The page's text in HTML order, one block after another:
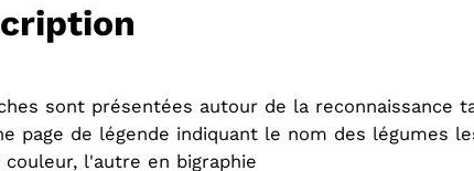
sont présentées autour de la
page de légende indiquant le nom des légumes
couleur, l'autre en bigraphie